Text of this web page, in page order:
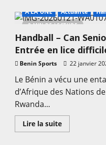
Boxe
–
africains
de
la
Angola
:
La
médaille
présentée
au
président
2 MIN DE LECTURE
A LA UNE Actualité
Handball – Can
Entrée en lice
Benin Sports 22 janvier
Le Bénin a vécu une
d’Afrique des Nations
Rwanda...
Lire la suiteEn
savoir